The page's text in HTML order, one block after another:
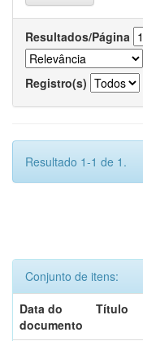
Resultados/Página
Registro(s)
Resultado 1-1 de 1.
Conjunto de itens:
Data do
documento
Título